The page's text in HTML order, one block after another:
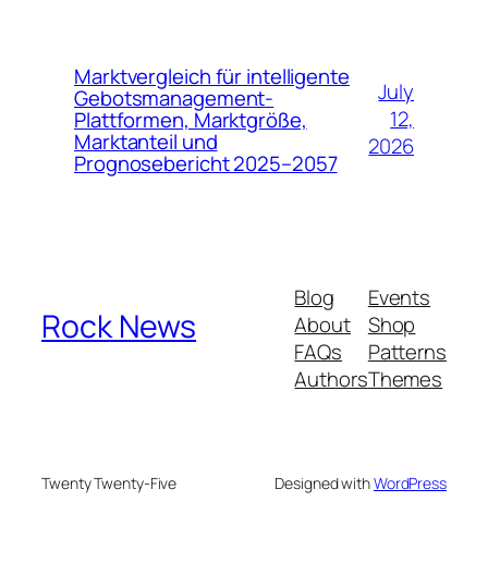
Marktvergleich für intelligente
Gebotsmanagement-
Plattformen, Marktgröße,
Marktanteil und
Prognosebericht 2025–2057
July
12,
2026
Rock News
Blog
About
FAQs
Authors
Events
Shop
Patterns
Themes
Twenty Twenty-Five Designed withWordPress